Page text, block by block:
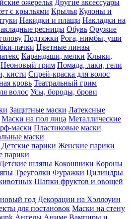
ожерелья Другие аксессуары
с крыльями Крылья Кулоны и
Накидки и плащи Накладки на
ресницы Обувь Оружие
Подтяжки Рога, нимбы, уши
пачки Цветные линзы
Карандаши, мелки Клыки,
Неоновый грим Помада, лаки, гели
кисти Спрей-краска для волос
кровь Театральный грим
волос Усы, бороды, брови
Защитные маски Латексные
Маски на пол лица Металлические
маски Пластиковые маски
маски
Детские парики Женские парики
парики
Детские шляпы Кокошники Короны
Треуголки Фуражки Цилиндры
Шапки фруктов и овощей
год Декорации на Хэллоуин
для постановок Маски на стену
Ангелы Аниме Вампиры и